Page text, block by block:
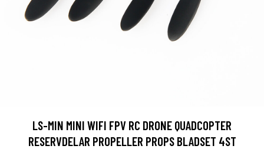
LS-MIN MINI WIFI FPV RC DRONE QUADCOPTER
RESERVDELAR PROPELLER PROPS BLADSET 4ST